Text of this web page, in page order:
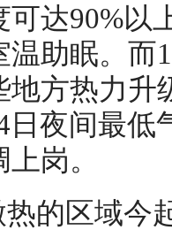
达90%以
温助眠。而
地方热力升
夜间最低
岗。
的区域今